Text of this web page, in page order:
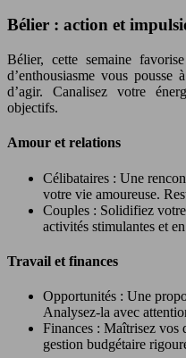
Bélier : action et
Bélier, cette semaine
d’enthousiasme vous pousse
d’agir. Canalisez votre
objectifs.
Amour et relations
Célibataires : Une
votre vie amoureuse.
Couples : Solidifiez
activités stimulantes et
Travail et finances
Opportunités : Une
Analysez-la avec
Finances : Maîtrisez vos
gestion budgétaire